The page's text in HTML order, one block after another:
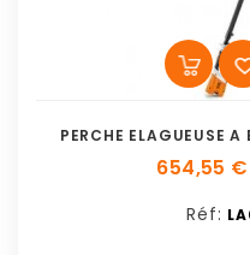
PERCHE ELAGUEUSE
654,55 €
Réf: